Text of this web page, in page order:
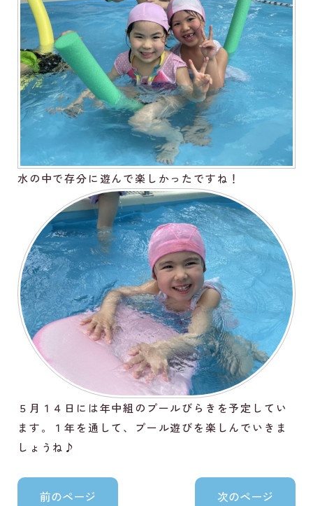
水の中で存分に遊んで楽しかったですね！
５月１４日には年中組のプールびらきを予定してい
ます。１年を通して、プール遊びを楽しんでいきま
しょうね♪